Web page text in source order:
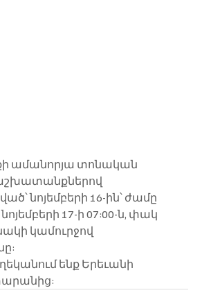
ամանորյա տոնական
նոյեմբերի 16-ին՝ ժամը
17-ի 07:00-ն, փակ
կամուրջով
ենք Երեւանի